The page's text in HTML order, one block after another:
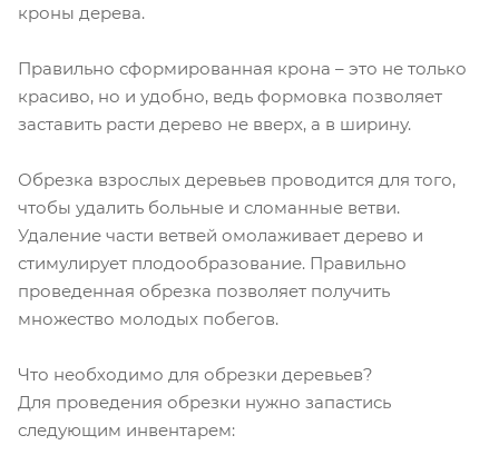
кроны дерева.
Правильно сформированная крона – это не только
красиво, но и удобно, ведь формовка позволяет
заставить расти дерево не вверх, а в ширину.
Обрезка взрослых деревьев проводится для того,
чтобы удалить больные и сломанные ветви.
Удаление части ветвей омолаживает дерево и
стимулирует плодообразование. Правильно
проведенная обрезка позволяет получить
множество молодых побегов.
Что необходимо для обрезки деревьев?
Для проведения обрезки нужно запастись
следующим инвентарем: